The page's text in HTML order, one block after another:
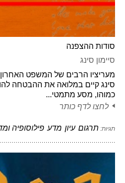
סודות ההצפנה
סיימון סינג
מעריציו הרבים של המשפט האחרון
סינג קיים במלואה את ההבטחה
כמוהו, מסע מתמטי...
לחצו לדף כותר
תגיות: תרגום עיון מדע פילוסופיה